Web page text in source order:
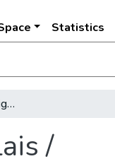
Statistics
Kir. testőrségi palota Königl. Hofgarden-Palais /
/